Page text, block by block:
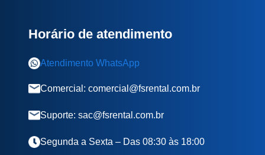
Horário de atendimento
Atendimento WhatsApp
Comercial: comercial@fsrental.com.br
Suporte: sac@fsrental.com.br
Segunda a Sexta – Das 08:30 às 18:00